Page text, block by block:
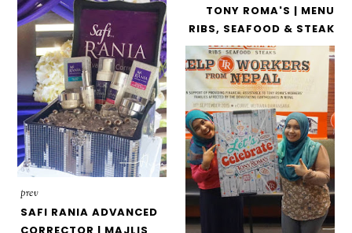
prev
SAFI RANIA ADVANCED
TONY ROMA'S | MENU
RIBS, SEAFOOD & STEAK